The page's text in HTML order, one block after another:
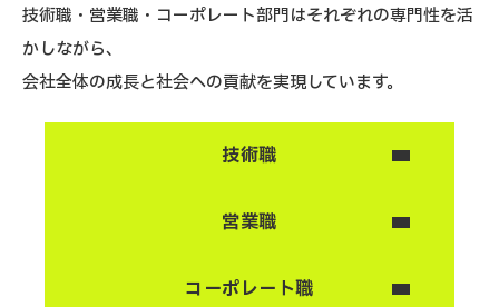
技術職・営業職・コーポレート部門はそれぞれの専門性を活
かしながら、
会社全体の成長と社会への貢献を実現しています。
技術職
営業職
コーポレート職